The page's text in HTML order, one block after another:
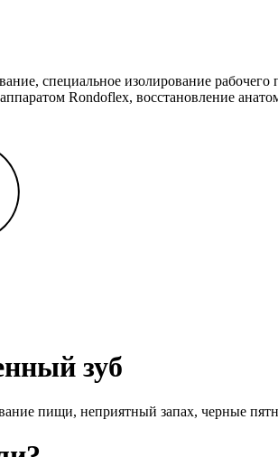
специальное изолирование
Rondoflex, восстановление
зуб
пищи, неприятный запах, черные